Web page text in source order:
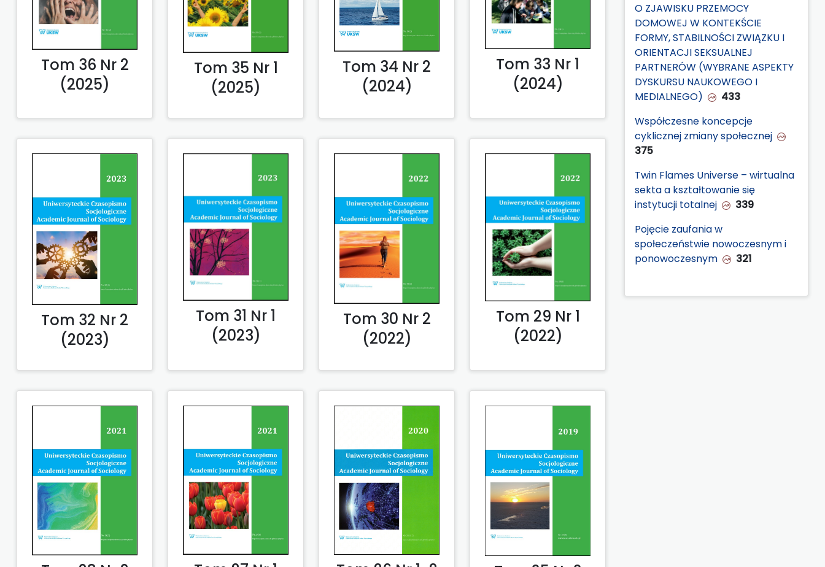
Tom 36 Nr 2
(2025)
Tom 35 Nr 1
(2025)
Tom 34 Nr 2
(2024)
Tom 33 Nr 1
(2024)
Tom 32 Nr 2
(2023)
Tom 31 Nr 1
(2023)
Tom 30 Nr 2
(2022)
Tom 29 Nr 1
(2022)
O ZJAWISKU PRZEMOCY
DOMOWEJ W KONTEKŚCIE
FORMY, STABILNOŚCI ZWIĄZKU I
ORIENTACJI SEKSUALNEJ
PARTNERÓW (WYBRANE ASPEKTY
DYSKURSU NAUKOWEGO I
MEDIALNEGO)
433
Współczesne koncepcje
cyklicznej zmiany społecznej
375
Twin Flames Universe – wirtualna
sekta a kształtowanie się
instytucji totalnej
339
Pojęcie zaufania w
społeczeństwie nowoczesnym i
ponowoczesnym
321